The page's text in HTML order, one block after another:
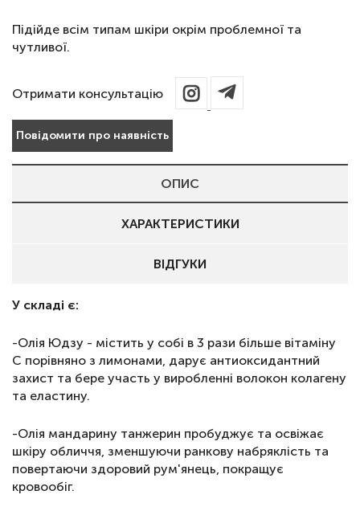
Підійде всім типам шкіри окрім проблемної та
чутливої.
Отримати консультацію
Повідомити про наявність
ОПИС
ХАРАКТЕРИСТИКИ
ВІДГУКИ
У складі є:
-Олія Юдзу - містить у собі в 3 рази більше вітаміну
С порівняно з лимонами, дарує антиоксидантний
захист та бере участь у виробленні волокон колагену
та еластину.
-Олія мандарину танжерин пробуджує та освіжає
шкіру обличчя, зменшуючи ранкову набряклість та
повертаючи здоровий рум'янець, покращує
кровообіг.